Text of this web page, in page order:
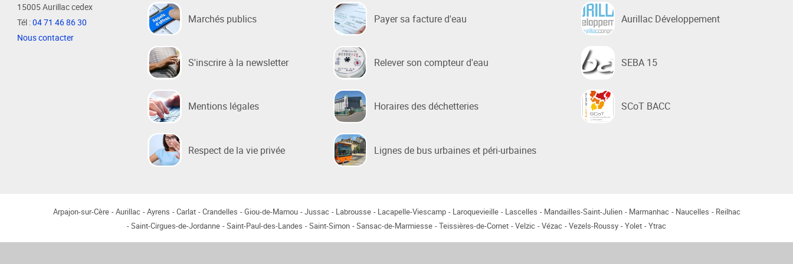
Habitat / Urbanisme
Programme Local de l'Habitat
Règlement Local de Publicité
Politique de la Ville
Projet de Renouvellement Urbain
Politique d'Attribution des
Accueil des gens du voyage
15005 Aurillac cedex
Tél :04 71 46 86 30
Nous contacter
Marchés publics
S'inscrire à la newsletter
Mentions légales
Respect de la vie privée
Payer sa facture d'eau
Relever son compteur d'eau
Horaires des déchetteries
Lignes de bus urbaines et péri-urbaines
Aurillac Développement
SEBA 15
SCoT BACC
Arpajon-sur-Cère Aurillac Ayrens Carlat Crandelles Giou-de-Mamou Jussac Labrousse Lacapelle-Viescamp Laroquevieille Lascelles Mandailles-Saint-Julien Marmanhac Naucelles
Reilhac
Saint-Cirgues-de-Jordanne
Saint-Paul-des-Landes Saint-Simon Sansac-de-Marmiesse Teissières-de-Cornet Velzic Vézac Vezels-Roussy Yolet Ytrac